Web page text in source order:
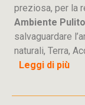
preziosa, per la
Ambiente Pulito
salvaguardare
naturali, Terra,
Leggi di più